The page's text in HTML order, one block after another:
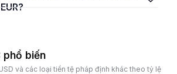
phổ biến
và các loại tiền tệ pháp định khác theo tỷ lệ